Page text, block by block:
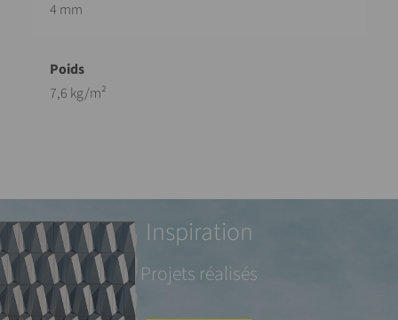
4 mm
7,6 kg/m²
Inspiration
Projets réalisés